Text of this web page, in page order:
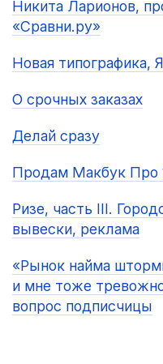
Никита Ларионов,
«Сравни.ру»
Новая типографика,
О срочных заказах
Делай сразу
Продам Макбук Про
Ризе, часть III.
вывески, реклама
«Рынок найма
и мне тоже
вопрос подписчицы